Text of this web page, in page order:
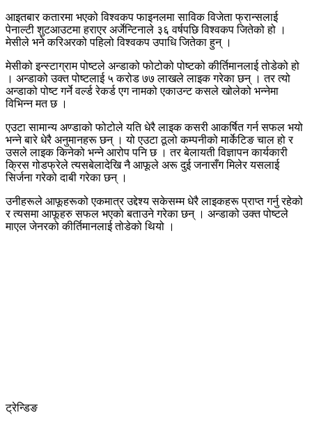
आइतबार कतारमा भएको विश्वकप फाइनलमा साविक विजेता फ्रान्सलाई
पेनाल्टी शुटआउटमा हराएर अर्जेन्टिनाले ३६ वर्षपछि विश्वकप जितेको हो ।
मेसीले भने करिअरको पहिलो विश्वकप उपाधि जितेका हुन् ।
मेसीको इन्स्टाग्राम पोष्टले अन्डाको फोटोको पोष्टको कीर्तिमानलाई तोडेको हो
। अन्डाको उक्त पोष्टलाई ५ करोड ७७ लाखले लाइक गरेका छन् । तर त्यो
अन्डाको पोष्ट गर्ने वर्ल्ड रेकर्ड एग नामको एकाउन्ट कसले खोलेको भन्नेमा
विभिन्न मत छ ।
एउटा सामान्य अण्डाको फोटोले यति धेरै लाइक कसरी आकर्षित गर्न सफल भयो
भन्ने बारे धेरै अनुमानहरू छन् । यो एउटा ठूलो कम्पनीको मार्केटिङ चाल हो र
उसले लाइक किनेको भन्ने आरोप पनि छ । तर बेलायती विज्ञापन कार्यकारी
क्रिस गोडफ्रेले त्यसबेलादेखि नै आफूले अरू दुई जनासँग मिलेर यसलाई
सिर्जना गरेको दाबी गरेका छन् ।
उनीहरूले आफूहरूको एकमात्र उद्देश्य सकेसम्म धेरै लाइकहरू प्राप्त गर्नु रहेको
र त्यसमा आफूहरु सफल भएको बताउने गरेका छन् । अन्डाको उक्त पोष्टले
माएल जेनरको कीर्तिमानलाई तोडेको थियो ।
ट्रेन्डिङ